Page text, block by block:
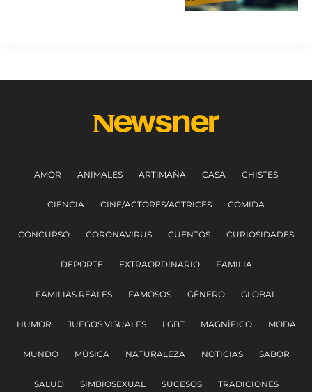
AMOR ANIMALES ARTIMAÑA CASA CHISTES
CIENCIA CINE/ACTORES/ACTRICES COMIDA
CONCURSO CORONAVIRUS CUENTOS CURIOSIDADES
DEPORTE EXTRAORDINARIO FAMILIA
FAMILIAS REALES FAMOSOS GÉNERO GLOBAL
HUMOR JUEGOS VISUALES LGBT MAGNÍFICO MODA
MUNDO MÚSICA NATURALEZA NOTICIAS SABOR
SALUD SIMBIOSEXUAL SUCESOS TRADICIONES